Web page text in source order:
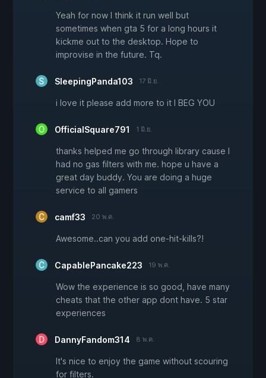
Yeah for now I think it run well but
sometimes when gta 5 for a long hours it
kickme out to the desktop. Hope to
improvise in the future. Tq.
SleepingPanda103 17 มิ.ย.
i love it please add more to it I BEG YOU
OfficialSquare791 1 มิ.ย.
thanks helped me go through library cause I
had no gas filters with me. hope u have a
great day buddy. You are doing a huge
service to all gamers
camf33 20 พ.ค.
Awesome..can you add one-hit-kills?!
CapablePancake223 19 พ.ค.
Wow the experience is so good, have many
cheats that the other app dont have. 5 star
experiences
DannyFandom314 8 พ.ค.
It's nice to enjoy the game without scouring
for filters.